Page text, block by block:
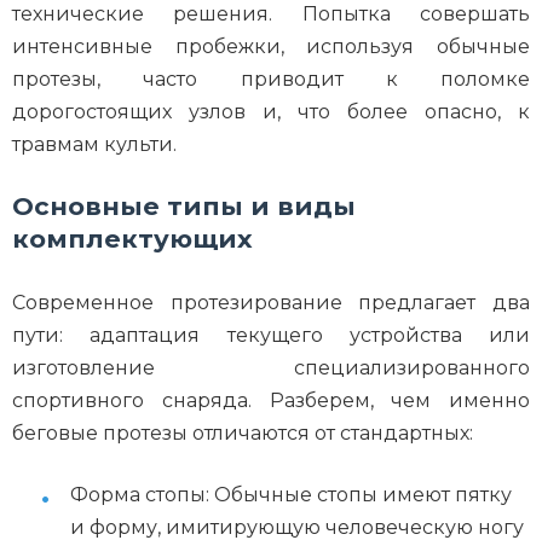
технические решения. Попытка совершать
интенсивные пробежки, используя обычные
протезы, часто приводит к поломке
дорогостоящих узлов и, что более опасно, к
травмам культи.
Основные типы и виды
комплектующих
Современное протезирование предлагает два
пути: адаптация текущего устройства или
изготовление специализированного
спортивного снаряда. Разберем, чем именно
беговые протезы отличаются от стандартных:
Форма стопы: Обычные стопы имеют пятку
и форму, имитирующую человеческую ногу